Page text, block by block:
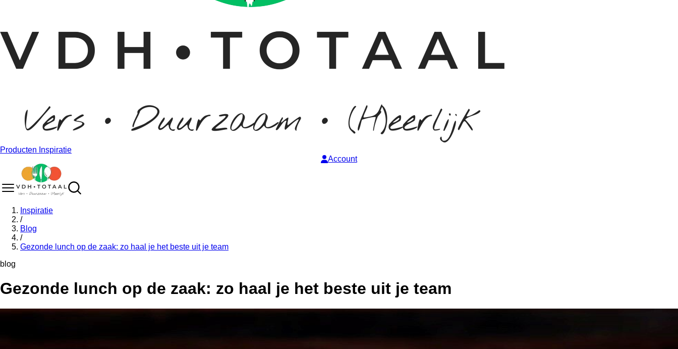
Producten Inspiratie
Account
Inspiratie
/
Blog
/
Gezonde lunch op de zaak: zo haal je het beste uit je team
blog
Gezonde lunch op de zaak: zo haal je het beste uit je team